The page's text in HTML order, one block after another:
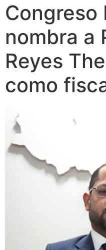
Congreso
nombra a
Reyes
como